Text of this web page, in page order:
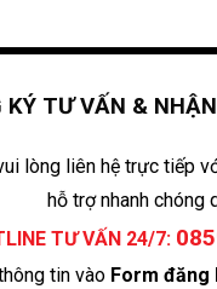
KÝ TƯ VẤN &
lòng liên hệ trực tiếp
hỗ trợ nhanh chóng
TƯ VẤN 24/7:
tin vào Form đăng